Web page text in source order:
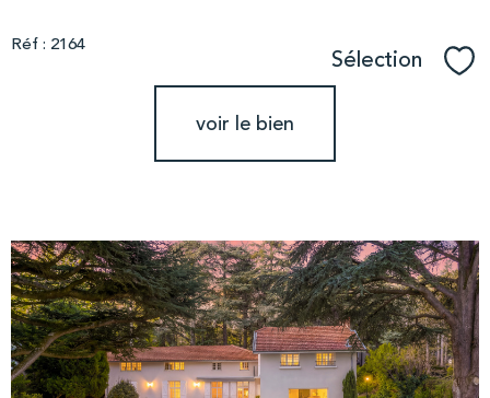
Réf : 2164 Sélection
voir le bien